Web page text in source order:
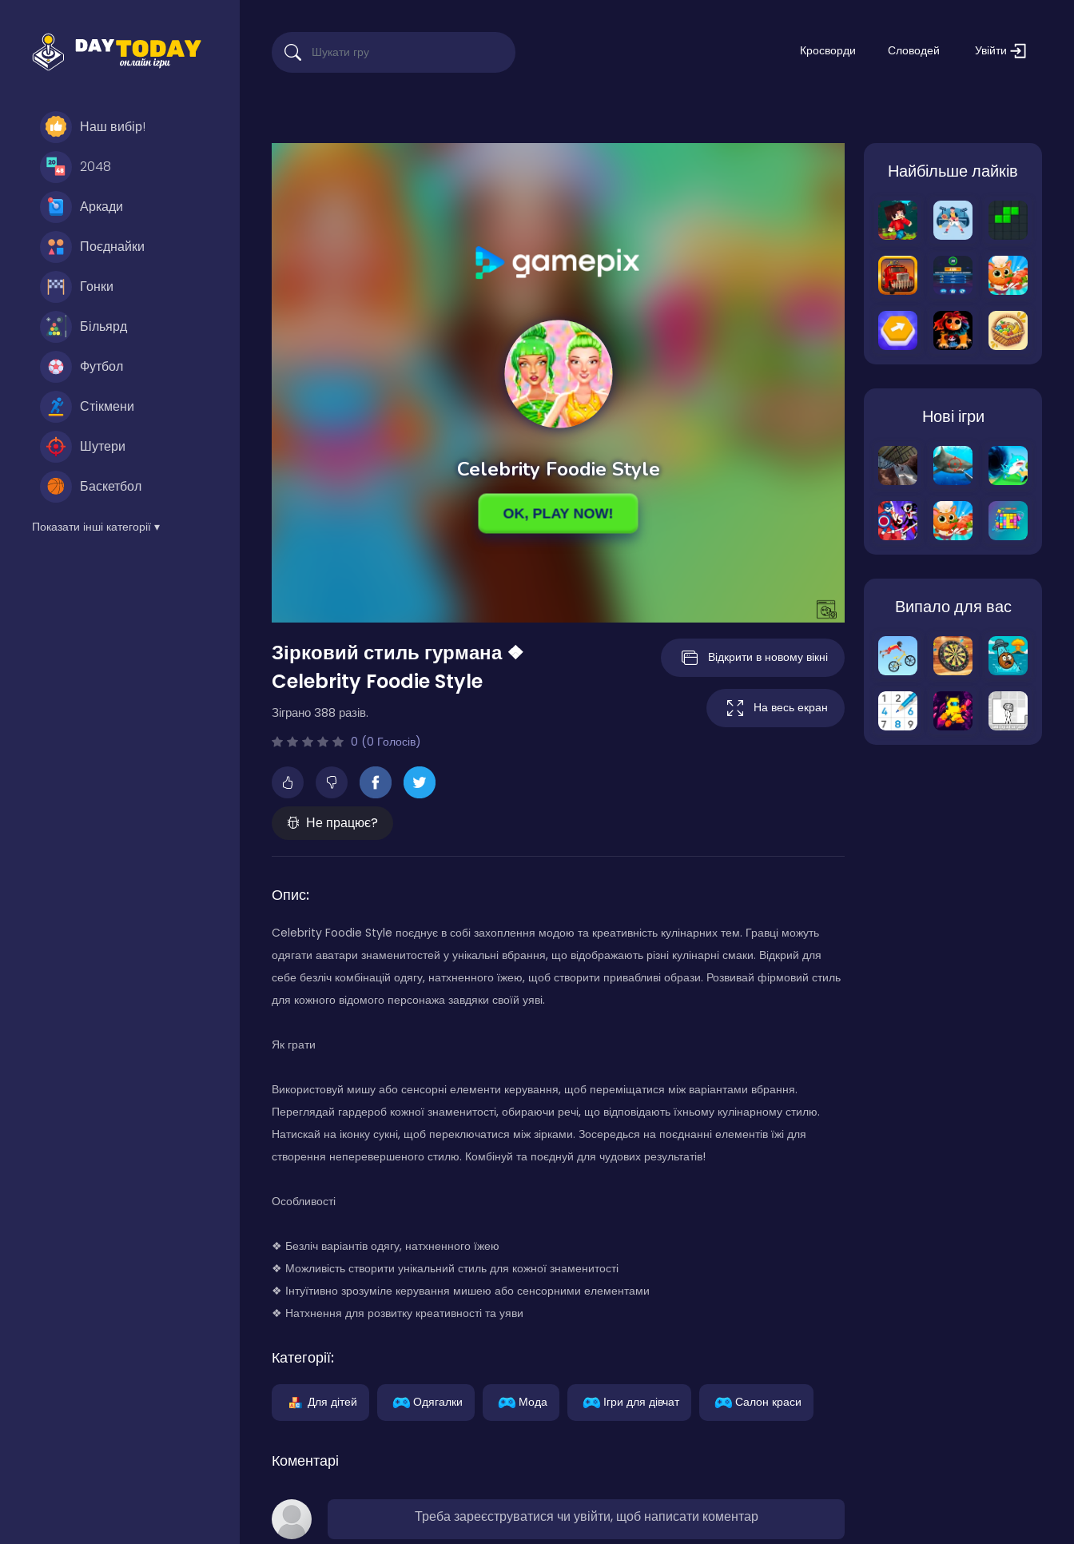
Наш вибір!
2048
Аркади
Поєднайки
Гонки
Більярд
Футбол
Стікмени
Шутери
Баскетбол
Показати інші категорії ▾
Кросворди Словодей Увійти
Зірковий стиль гурмана ❖
Celebrity Foodie Style
Зіграно 388 разів.
0 (0 Голосів)
Не працює?
Відкрити в новому вікні
На весь екран
Опис:
Celebrity Foodie Style поєднує в собі захоплення модою та креативність кулінарних тем. Гравці можуть
одягати аватари знаменитостей у унікальні вбрання, що відображають різні кулінарні смаки. Відкрий для
себе безліч комбінацій одягу, натхненного їжею, щоб створити привабливі образи. Розвивай фірмовий стиль
для кожного відомого персонажа завдяки своїй уяві.
Як грати
Використовуй мишу або сенсорні елементи керування, щоб переміщатися між варіантами вбрання.
Переглядай гардероб кожної знаменитості, обираючи речі, що відповідають їхньому кулінарному стилю.
Натискай на іконку сукні, щоб переключатися між зірками. Зосередься на поєднанні елементів їжі для
створення неперевершеного стилю. Комбінуй та поєднуй для чудових результатів!
Особливості
❖ Безліч варіантів одягу, натхненного їжею
❖ Можливість створити унікальний стиль для кожної знаменитості
❖ Інтуїтивно зрозуміле керування мишею або сенсорними елементами
❖ Натхнення для розвитку креативності та уяви
Категорії:
Для дітей Одягалки Мода Ігри для дівчат Салон краси
Коментарі
Треба зареєструватися чи увійти, щоб написати коментар
Найбільше лайків
Нові ігри
Випало для вас